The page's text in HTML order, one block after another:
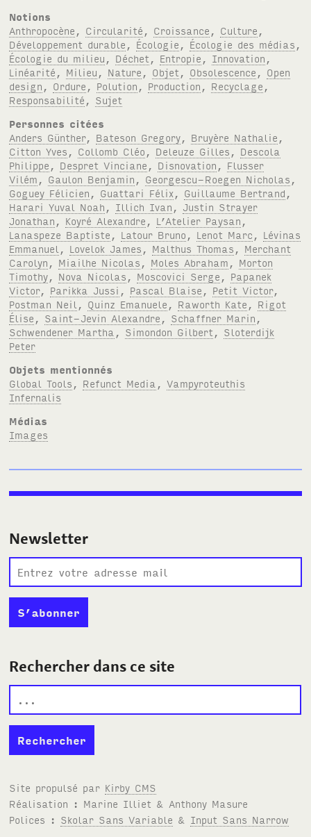
Notions
Anthropocène
Circularité Croissance Culture
Développement durable
Écologie Écologie des médias
Écologie du milieu
Déchet Entropie Innovation
Linéarité
Milieu Nature Objet Obsolescence
Open
design
Ordure Polution Production Recyclage
Responsabilité
Sujet
Personnes citées
Anders Günther, Bateson Gregory Bruyère Nathalie
Citton Yves
Collomb Cléo Deleuze Gilles
Descola
Philippe
Despret Vinciane Disnovation
Flusser
Vilém
Gaulon Benjamin Georgescu-Roegen Nicholas
Goguey Félicien
Guattari Félix Guillaume Bertrand
Harari Yuval Noah
Illich Ivan
Justin Strayer
Jonathan
Koyré Alexandre L’Atelier Paysan
Lanaspeze Baptiste
Latour Bruno Lenot Marc
Lévinas
Emmanuel
Lovelok James Malthus Thomas
Merchant
Carolyn
Miailhe Nicolas Moles Abraham
Morton
Timothy
Nova Nicolas Moscovici Serge
Papanek
Victor, Parikka Jussi Pascal Blaise Petit Victor,
Postman Neil
Quinz Emanuele Raworth Kate
Rigot
Élise
Saint-Jevin Alexandre Schaffner Marin
Schwendener Martha
Simondon Gilbert
Sloterdijk
Peter
Objets mentionnés
Global Tools
Refunct Media ,Vampyroteuthis
Infernalis
Médias
Images
Newsletter
Rechercher dans ce site
Site propulsé par Kirby CMS
Réalisation : Marine Illiet & Anthony Masure
Polices : Skolar Sans Variable & Input Sans Narrow